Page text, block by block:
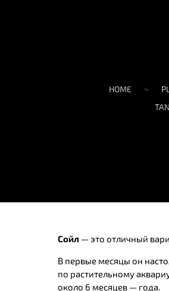
HOME
Сойл — это отличный
В первые месяцы он
по растительному
около 6 месяцев — года.